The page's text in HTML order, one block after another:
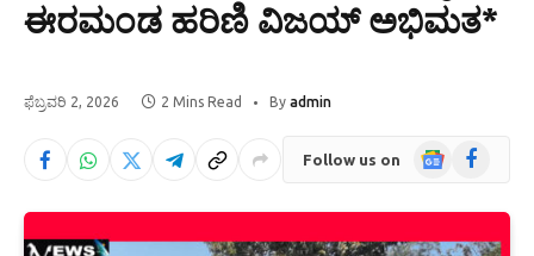
ಈರಮಂಡ ಹರಿಣಿ ವಿಜಯ್ ಅಭಿಮತ*
ಫೆಬ್ರವರಿ 2, 2026 2 Mins Read By admin
Follow us on
GoogleFacebook